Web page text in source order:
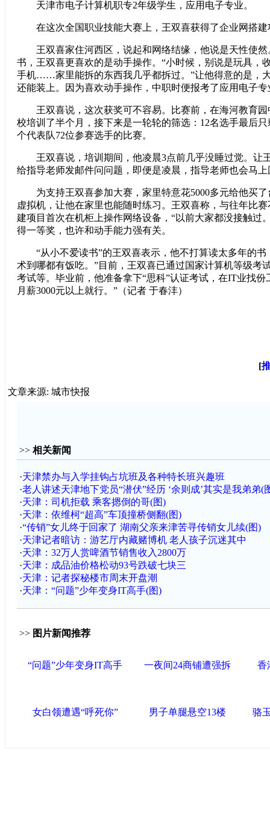
天津市电子计算机职专2年级学生，应用电子专业。
在这次全国职业技能大赛上，王双喜获得了企业网搭建
王双喜家住河西区，说起和网络结缘，他说是天性使然
书，王双喜更喜欢的是动手操作。“小时候，别说是玩具，
手机……家里能拆的东西我几乎都拆过。”让他得意的是，
还能装上。因为喜欢动手操作，中职时便报考了应用电子专
王双喜说，这次获奖可不容易。比赛前，在海河教育园
校培训了半个月，接下来是一轮轮的筛选：12名选手最后
个代表队72位参赛选手的比赛。
王双喜说，培训期间，他凌晨3点前几乎没睡过觉。让
给指导老师发邮件问问题，即便是凌晨，指导老师也会马上
为支持王双喜参加大赛，家里特意花5000多元给他买了
虚拟机，让他在家里也能随时练习。王双喜称，与往年比
建项目首次在机柜上操作网络设备，“以前大家都没接触过
得一等奖，也许和动手能力强有关。
“从小不爱读书”的王双喜表示，他不打算读太多年的书
术到哪都有饭吃。”目前，王双喜已通过国家计算机等级考
考试等。毕业前，他准备拿下“思科”认证考试，在IT业找份
月薪3000元以上就行。”（记者 于春沣）
[
文章来源: 城市快报
>> 相关新闻
·天津禁办与入学挂钩占坑班及各种特长班兴趣班
·老人讲述天津地下党员“潜伏”经历 ‘余则成’其实是我弟弟(
·天津：司机拒载 乘客摁倒的哥(图)
·天津：依维柯“超高”车顶撞桥侧翻(图)
·“传销”女儿终于回家了 湖南父亲来津苦寻传销女儿续(图)
·天津记者暗访：游艺厅内藏赌博机 老人孩子沉迷其中
·天津：32万人赏啤酒节销售收入2800万
·天津：成品油价格松动93号跌破七块三
·天津：记者探秘楼市周末开盘潮
·天津：“问题”少年变身IT高手(图)
>> 图片新闻推荐
“问题”少年变身IT高手 一夜间24商铺遭强拆 香
女白领遭遇“呼死你” 男子单腿悬空13楼 骆